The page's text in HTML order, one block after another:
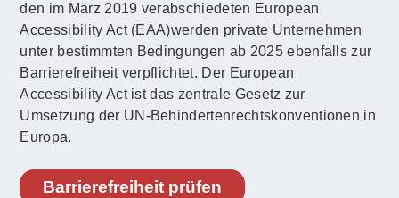
den im März 2019 verabschiedeten European
Accessibility Act (EAA)werden private Unternehmen
unter bestimmten Bedingungen ab 2025 ebenfalls zur
Barrierefreiheit verpflichtet. Der European
Accessibility Act ist das zentrale Gesetz zur
Umsetzung der UN-Behindertenrechtskonventionen in
Europa.
Barrierefreiheit prüfen